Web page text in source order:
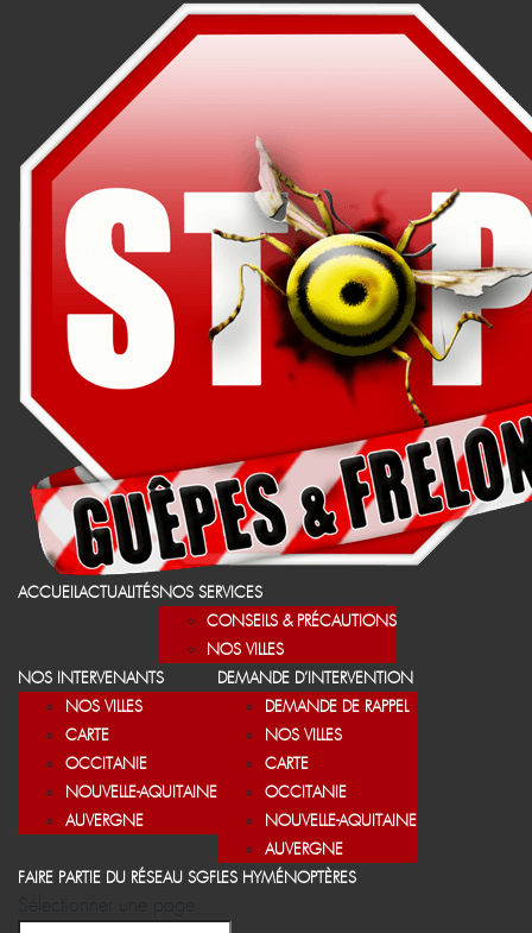
ACCUEILACTUALITÉSNOS SERVICES
CONSEILS & PRÉCAUTIONS
NOS VILLES
NOS INTERVENANTS
NOS VILLES
CARTE
OCCITANIE
NOUVELLE-AQUITAINE
AUVERGNE
DEMANDE D’INTERVENTION
DEMANDE DE RAPPEL
NOS VILLES
CARTE
OCCITANIE
NOUVELLE-AQUITAINE
AUVERGNE
FAIRE PARTIE DU RÉSEAU SGFLES HYMÉNOPTÈRES